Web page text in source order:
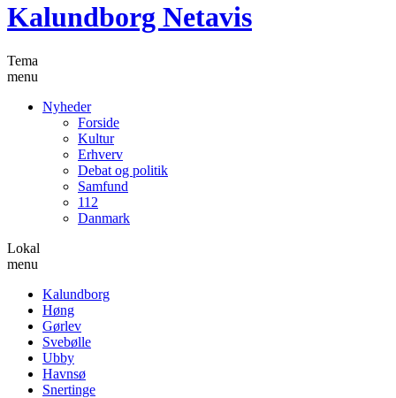
Kalundborg Netavis
Tema
menu
Nyheder
Forside
Kultur
Erhverv
Debat og politik
Samfund
112
Danmark
Lokal
menu
Kalundborg
Høng
Gørlev
Svebølle
Ubby
Havnsø
Snertinge